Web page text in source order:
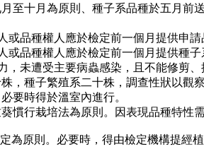
至十月為原則、種子系品種於五月前送
或品種權人應於檢定前一個月提供申
或品種權人應於檢定前一個月提供種
，未遭受主要病蟲感染，且不能修剪、
，種子繁殖系二十株，調查性狀以觀
要時得於溫室內進行。
慣行栽培法為原則。因表現品種特性
為原則。必要時，得由檢定機構提經